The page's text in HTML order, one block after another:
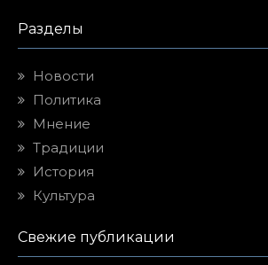
Разделы
Новости
Политика
Мнение
Традиции
История
Культура
Свежие публикации